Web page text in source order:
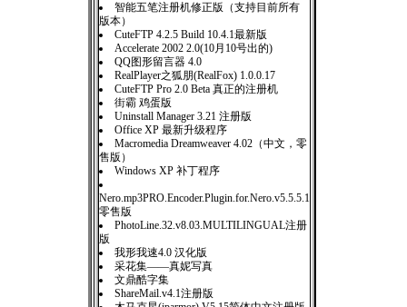
智能五笔注册机修正版（支持目前所有
版本）
CuteFTP 4.2.5 Build 10.4.1最新版
Accelerate 2002 2.0(10月10号出的)
QQ图形留言器 4.0
RealPlayer之狐朋(RealFox) 1.0.0.17
CuteFTP Pro 2.0 Beta 真正的注册机
街霸 鸡蛋版
Uninstall Manager 3.21 注册版
Office XP 最新升级程序
Macromedia Dreamweaver 4.02（中文，零
售版）
Windows XP 补丁程序
Nero.mp3PRO.Encoder.Plugin.for.Nero.v5.5.5.1
零售版
PhotoLine.32.v8.03.MULTILINGUAL注册
版
我形我速4.0 汉化版
采花集——真妮写真
文鼎酷字集
ShareMail.v4.1注册版